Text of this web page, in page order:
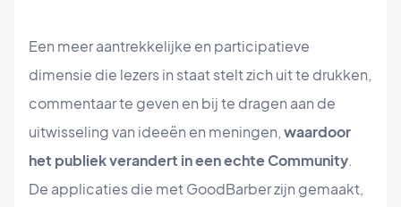
Een meer aantrekkelijke en participatieve
dimensie die lezers in staat stelt zich uit te drukken,
commentaar te geven en bij te dragen aan de
uitwisseling van ideeën en meningen,waardoor
het publiek verandert in een echte Community.
De applicaties die met GoodBarber zijn gemaakt,